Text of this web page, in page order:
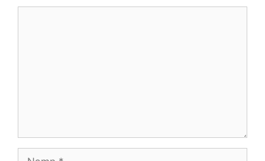
Namn